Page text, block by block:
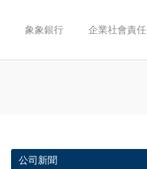
象象銀行 企業社會責任
公司新聞